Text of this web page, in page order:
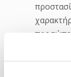
- για τον